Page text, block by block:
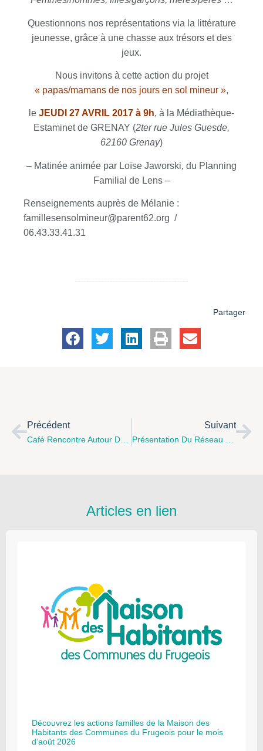
Questionnons nos représentations via la littérature
jeunesse, grâce à une chasse aux trésors et des
jeux.
Nous invitons à cette action du projet
« papas/mamans de nos jours en sol mineur »,
le JEUDI 27 AVRIL 2017 à 9h, à la Médiathèque-
Estaminet de GRENAY (2ter rue Jules Guesde,
62160 Grenay)
– Matinée animée par Loïse Jaworski, du Planning
Familial de Lens –
Renseignements auprès de Mélanie :
famillesensolmineur@parent62.org /
06.43.33.41.31
Partager
Précédent Suivant
Articles en lien
Découvrez les actions familles de la Maison des
Habitants des Communes du Frugeois pour le mois
d’août 2026